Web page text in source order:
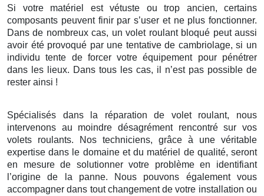
Si votre matériel est vétuste ou trop ancien, certains
composants peuvent finir par s’user et ne plus fonctionner.
Dans de nombreux cas, un volet roulant bloqué peut aussi
avoir été provoqué par une tentative de cambriolage, si un
individu tente de forcer votre équipement pour pénétrer
dans les lieux. Dans tous les cas, il n’est pas possible de
rester ainsi !
Spécialisés dans la réparation de volet roulant, nous
intervenons au moindre désagrément rencontré sur vos
volets roulants. Nos techniciens, grâce à une véritable
expertise dans le domaine et du matériel de qualité, seront
en mesure de solutionner votre problème en identifiant
l’origine de la panne. Nous pouvons également vous
accompagner dans tout changement de votre installation ou